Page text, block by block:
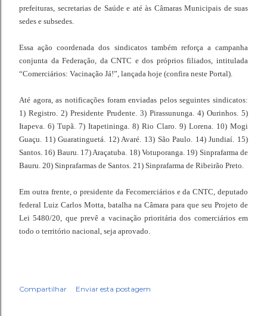
prefeituras, secretarias de Saúde e até às Câmaras Municipais de suas
sedes e subsedes.
Essa ação coordenada dos sindicatos também reforça a campanha
conjunta da Federação, da CNTC e dos próprios filiados, intitulada
“Comerciários: Vacinação Já!”, lançada hoje (confira neste Portal).
Até agora, as notificações foram enviadas pelos seguintes sindicatos:
1) Registro. 2) Presidente Prudente. 3) Pirassununga. 4) Ourinhos. 5)
Itapeva. 6) Tupã. 7) Itapetininga. 8) Rio Claro. 9) Lorena. 10) Mogi
Guaçu. 11) Guaratinguetá. 12) Avaré. 13) São Paulo. 14) Jundiaí. 15)
Santos. 16) Bauru. 17) Araçatuba. 18) Votuporanga. 19) Sinprafarma de
Bauru. 20) Sinprafarmas de Santos. 21) Sinprafarma de Ribeirão Preto.
Em outra frente, o presidente da Fecomerciários e da CNTC, deputado
federal Luiz Carlos Motta, batalha na Câmara para que seu Projeto de
Lei 5480/20, que prevê a vacinação prioritária dos comerciários em
todo o território nacional, seja aprovado.
Compartilhar Enviar esta postagem